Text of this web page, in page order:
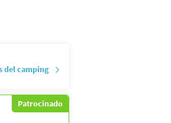
del camping
Patrocinado